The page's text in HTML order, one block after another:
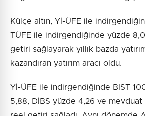
Külçe altın, Yİ-ÜFE ile
TÜFE ile indirgendiğinde yüzde
getiri sağlayarak yıllık bazda
kazandıran yatırım aracı oldu.
Yİ-ÜFE ile indirgendiğinde BIST
5,88, DİBS yüzde 4,26 ve mevduat